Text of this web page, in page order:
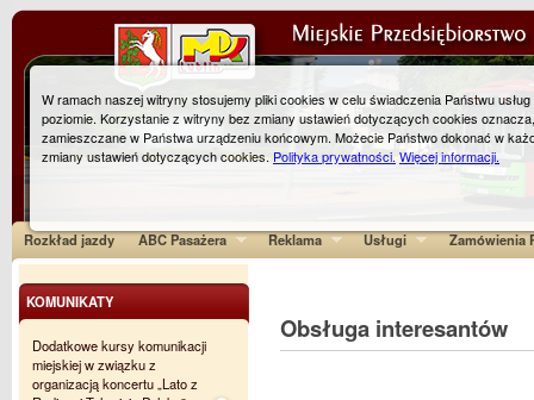
Rozkład jazdy ABC Pasażera Reklama Usługi Zamówienia
Obsługa interesantów
KOMUNIKATY
Dodatkowe kursy komunikacji
miejskiej w związku z
organizacją koncertu „Lato z
W ramach naszej witryny stosujemy pliki cookies w celu świadczenia Państwu
poziomie. Korzystanie z witryny bez zmiany ustawień dotyczących cookies
zamieszczane w Państwa urządzeniu końcowym. Możecie Państwo dokonać w
zmiany ustawień dotyczących cookies. Polityka prywatności. Więcej informacji.